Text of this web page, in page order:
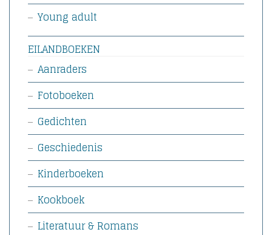
Young adult
EILANDBOEKEN
Aanraders
Fotoboeken
Gedichten
Geschiedenis
Kinderboeken
Kookboek
Literatuur & Romans